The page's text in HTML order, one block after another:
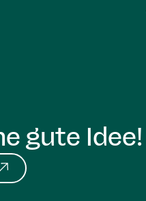
gute Idee!